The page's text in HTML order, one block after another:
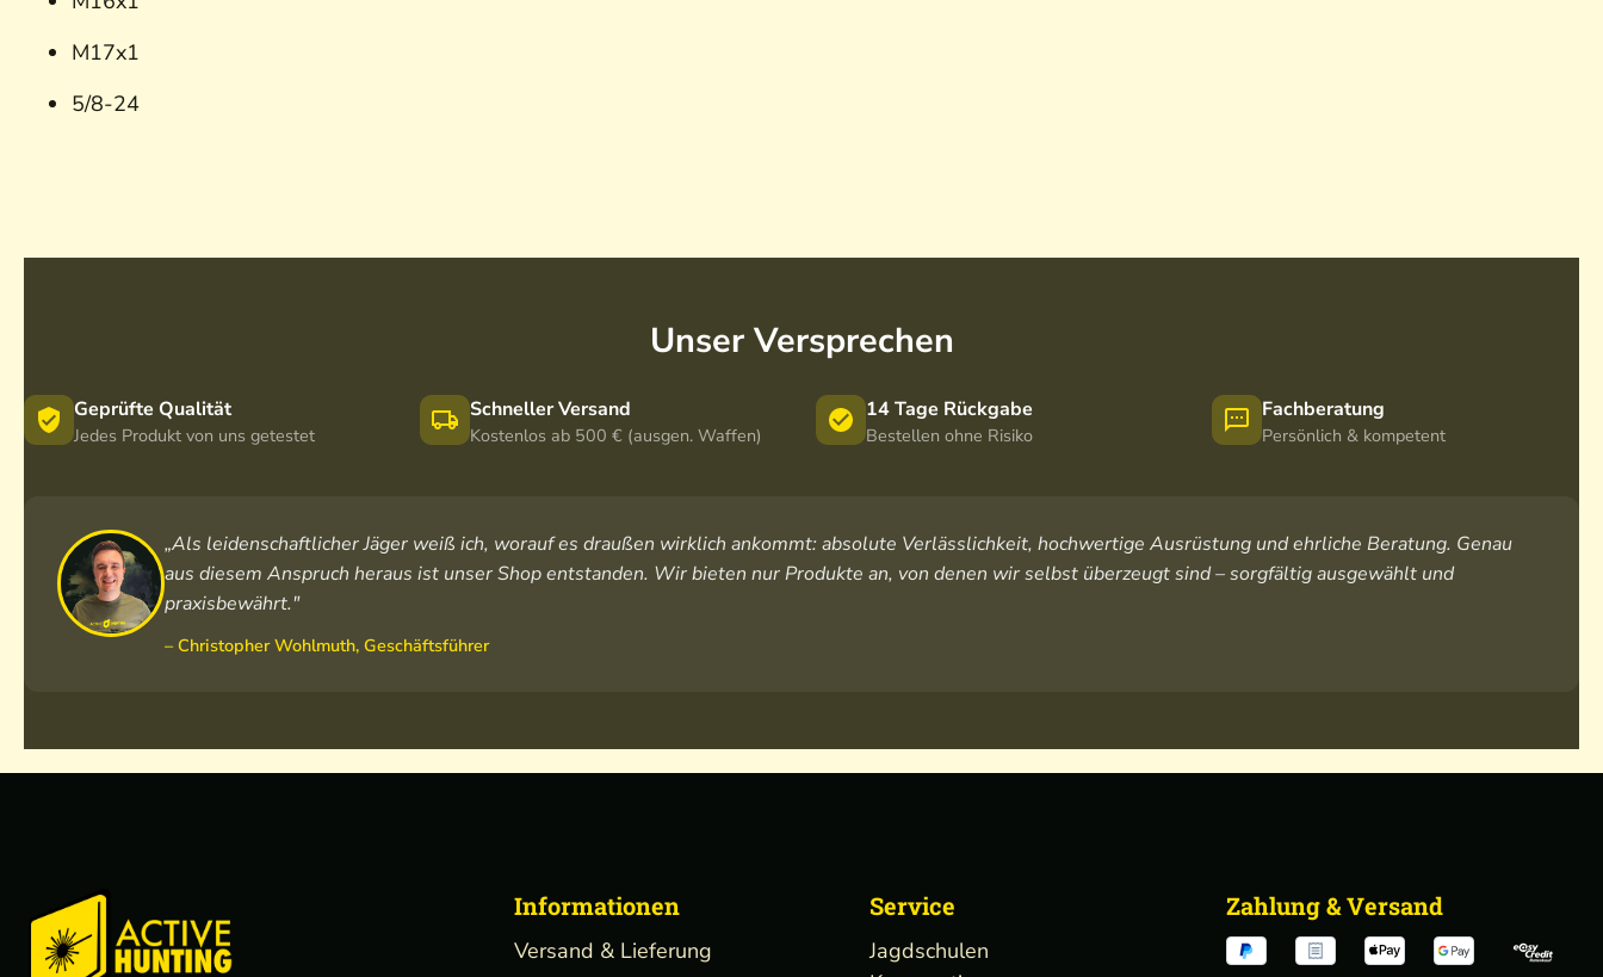
M17x1
5/8-24
Unser Versprechen
Geprüfte Qualität
Jedes Produkt von uns getestet
Schneller Versand
Kostenlos ab 500 € (ausgen. Waffen)
14 Tage Rückgabe
Bestellen ohne Risiko
Fachberatung
Persönlich & kompetent
„Als leidenschaftlicher Jäger weiß ich, worauf es draußen wirklich ankommt: absolute Verlässlichkeit, hochwertige Ausrüstung und ehrliche Beratung. Genau
aus diesem Anspruch heraus ist unser Shop entstanden. Wir bieten nur Produkte an, von denen wir selbst überzeugt sind – sorgfältig ausgewählt und
praxisbewährt."
– Christopher Wohlmuth, Geschäftsführer
Informationen
Versand & Lieferung
Service
Jagdschulen
Zahlung & Versand